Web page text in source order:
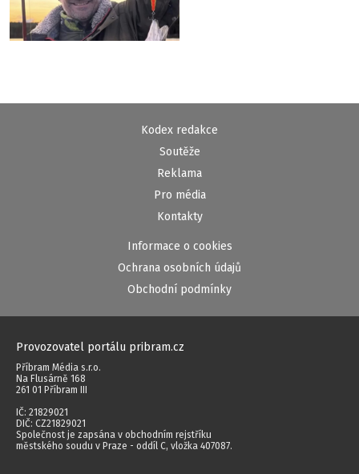
Kodex redakce
Soutěže
Reklama
Pro média
Kontakty
Informace o cookies
Ochrana osobních údajů
Obchodní podmínky
Provozovatel portálu pribram.cz
Příbram Média s.r.o.
Na Flusárně 168
261 01 Příbram III
IČ: 21829021
DIČ: CZ21829021
Společnost je zapsána v obchodním rejstříku
městského soudu v Praze - oddíl C, vložka 407087.